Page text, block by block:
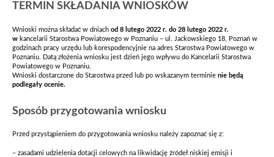
TERMIN SKŁADANIA WNIOSKÓW
Wnioski można składać w dniach od 8 lutego 2022 r. do 28 lutego 2022 r.
w kancelarii Starostwa Powiatowego w Poznaniu – ul. Jackowskiego 18, Poznań w
godzinach pracy urzędu lub korespodencyjnie na adres Starostwa Powiatowego w
Poznaniu. Datą złożenia wniosku jest dzień jego wpływu do Kancelarii Starostwa
Powiatowego w Poznaniu.
Wnioski dostarczone do Starostwa przed lub po wskazanym terminie nie będą
podlegały ocenie.
Sposób przygotowania wniosku
Przed przystąpieniem do przygotowania wniosku należy zapoznać się z:
– zasadami udzielenia dotacji celowych na likwidację źródeł niskiej emisji i